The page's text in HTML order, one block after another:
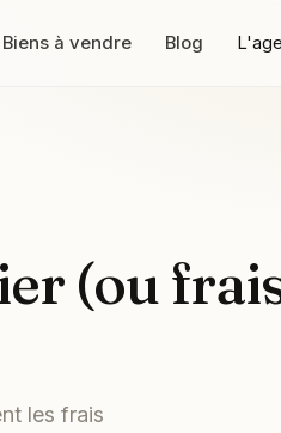
Biens à vendre Blog
(ou
les frais